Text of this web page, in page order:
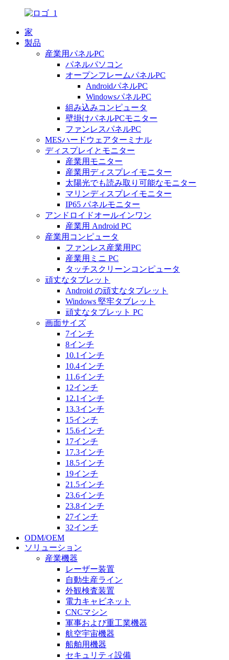
家
製品
産業用パネルPC
パネルパソコン
オープンフレームパネルPC
AndroidパネルPC
WindowsパネルPC
組み込みコンピュータ
壁掛けパネルPCモニター
ファンレスパネルPC
MESハードウェアターミナル
ディスプレイとモニター
産業用モニター
産業用ディスプレイモニター
太陽光でも読み取り可能なモニター
マリンディスプレイモニター
IP65 パネルモニター
アンドロイドオールインワン
産業用 Android PC
産業用コンピュータ
ファンレス産業用PC
産業用ミニ PC
タッチスクリーンコンピュータ
頑丈なタブレット
Android の頑丈なタブレット
Windows 堅牢タブレット
頑丈なタブレット PC
画面サイズ
7インチ
8インチ
10.1インチ
10.4インチ
11.6インチ
12インチ
12.1インチ
13.3インチ
15インチ
15.6インチ
17インチ
17.3インチ
18.5インチ
19インチ
21.5インチ
23.6インチ
23.8インチ
27インチ
32インチ
ODM/OEM
ソリューション
産業機器
レーザー装置
自動生産ライン
外観検査装置
電力キャビネット
CNCマシン
軍事および重工業機器
航空宇宙機器
船舶用機器
セキュリティ設備